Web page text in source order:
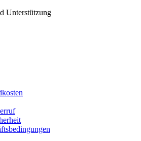
Unterstützung